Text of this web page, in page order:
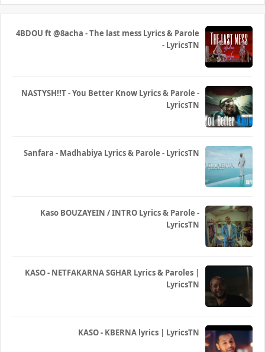
4BDOU ft ‪@8acha‬ - The last mess Lyrics & Parole
- LyricsTN
NASTYSH!!T - You Better Know Lyrics & Parole -
LyricsTN
Sanfara - Madhabiya Lyrics & Parole - LyricsTN
Kaso BOUZAYEIN / INTRO Lyrics & Parole -
LyricsTN
KASO - NETFAKARNA SGHAR Lyrics & Paroles |
LyricsTN
KASO - KBERNA lyrics | LyricsTN